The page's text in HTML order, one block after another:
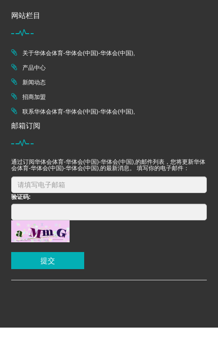
网站栏目
关于华体会体育-华体会(中国)-华体会(中国),
产品中心
新闻动态
招商加盟
联系华体会体育-华体会(中国)-华体会(中国),
邮箱订阅
通过订阅华体会体育-华体会(中国)-华体会(中国),的邮件列表，您将更新华体
会体育-华体会(中国)-华体会(中国),的最新消息。 填写你的电子邮件：
验证码:
提交